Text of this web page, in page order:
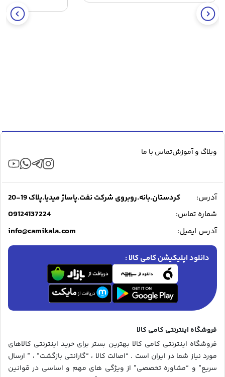
وبلاگ و آموزشتماس با ما
آدرس:
کردستان.بانه.روبروی شرکت نفت.پاساژ میدیا.پلاک 19-20
شماره تماس:
09124137224
آدرس ایمیل: info@camikala.com
دانلود اپلیکیشن کامی کالا :
فروشگاه اینترنتی کامی کالا
فروشگاه اینترنتی کامی کالا بهترین بستر برای خرید اینترنتی کالاهای
مورد نیاز شما در ایران است . “اصالت کالا ، “گارانتی بازگشت” ، ” ارسال
سریع” و “مشاوره تخصصی” از ویژگی های مهم و اساسی در قوانین